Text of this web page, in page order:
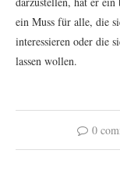
ein Muss für alle, die
interessieren oder die
lassen wollen.
0